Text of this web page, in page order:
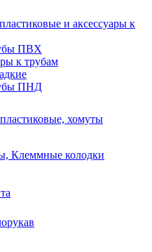
и аксессуары к
ПВХ
к трубам
ПНД
хомуты
Клеммные колодки